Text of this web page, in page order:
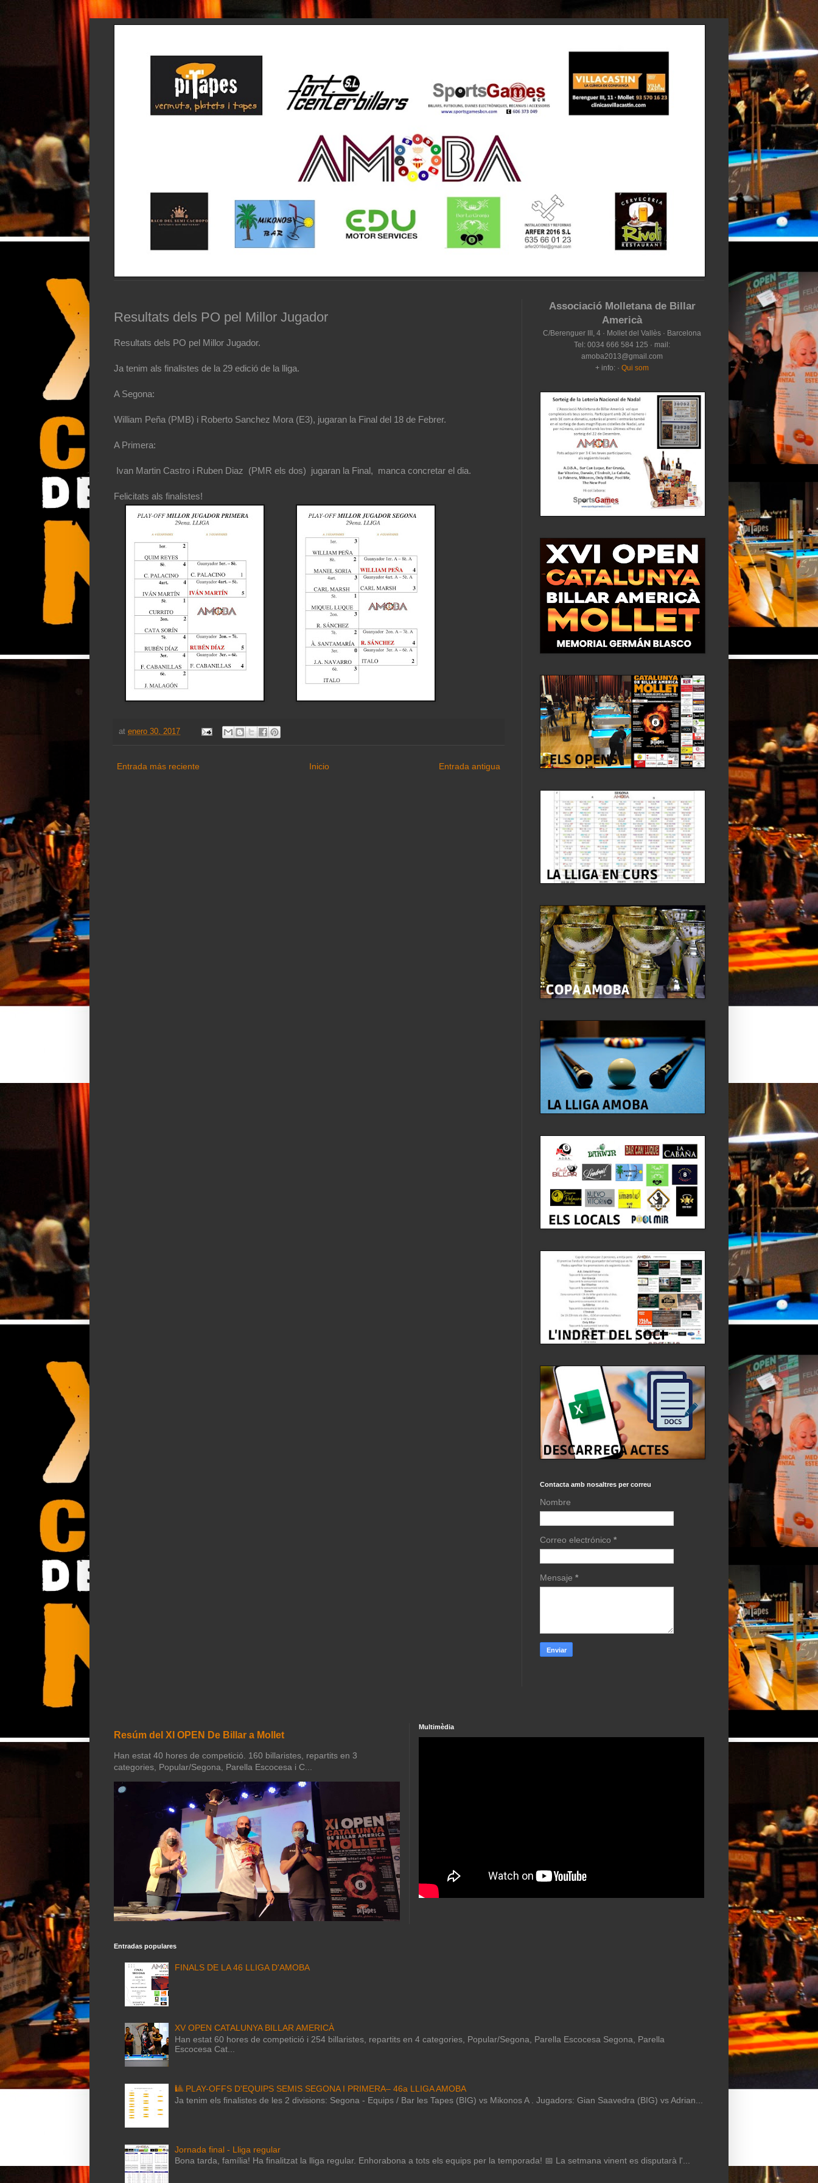
Resultats dels PO pel Millor Jugador
Resultats dels PO pel Millor Jugador.
Ja tenim als finalistes de la 29 edició de la lliga.
A Segona:
William Peña (PMB) i Roberto Sanchez Mora (E3), jugaran la Final del 18 de Febrer.
A Primera:
Ivan Martin Castro i Ruben Diaz (PMR els dos) jugaran la Final, manca concretar el dia.
Felicitats als finalistes!
at enero 30, 2017
Entrada más reciente Entrada antigua
Inicio
Associació Molletana de Billar
Americà
C/Berenguer III, 4 · Mollet del Vallès · Barcelona
Tel: 0034 666 584 125 · mail:
amoba2013@gmail.com
+ info: · Qui som
Contacta amb nosaltres per correu
Nombre
Correo electrónico *
Mensaje *
Resúm del XI OPEN De Billar a Mollet
Han estat 40 hores de competició. 160 billaristes, repartits en 3
categories, Popular/Segona, Parella Escocesa i C...
Multimèdia
Entradas populares
FINALS DE LA 46 LLIGA D'AMOBA
XV OPEN CATALUNYA BILLAR AMERICÀ
Han estat 60 hores de competició i 254 billaristes, repartits en 4 categories, Popular/Segona, Parella Escocesa Segona, Parella
Escocesa Cat...
🎱 PLAY-OFFS D'EQUIPS SEMIS SEGONA I PRIMERA– 46a LLIGA AMOBA
Ja tenim els finalistes de les 2 divisions: Segona - Equips / Bar les Tapes (BIG) vs Mikonos A . Jugadors: Gian Saavedra (BIG) vs Adrian...
Jornada final - Lliga regular
Bona tarda, família! Ha finalitzat la lliga regular. Enhorabona a tots els equips per la temporada! 📅 La setmana vinent es disputarà l'...